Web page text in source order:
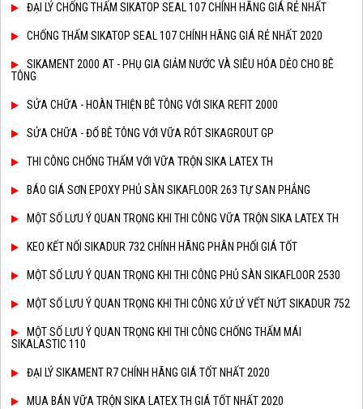
ĐẠI LÝ CHỐNG THẤM SIKATOP SEAL 107 CHÍNH HÃNG GIÁ RẺ NHẤT
CHỐNG THẤM SIKATOP SEAL 107 CHÍNH HÃNG GIÁ RẺ NHẤT 2020
SIKAMENT 2000 AT - PHỤ GIA GIẢM NƯỚC VÀ SIÊU HÓA DẺO CHO BÊ
TÔNG
SỬA CHỮA - HOÀN THIỆN BÊ TÔNG VỚI SIKA REFIT 2000
SỬA CHỮA - ĐỔ BÊ TÔNG VỚI VỮA RÓT SIKAGROUT GP
THI CÔNG CHỐNG THẤM VỚI VỮA TRỘN SIKA LATEX TH
BÁO GIÁ SƠN EPOXY PHỦ SÀN SIKAFLOOR 263 TỰ SAN PHẲNG
MỘT SỐ LƯU Ý QUAN TRỌNG KHI THI CÔNG VỮA TRỘN SIKA LATEX TH
KEO KẾT NỐI SIKADUR 732 CHÍNH HÃNG PHÂN PHỐI GIÁ TỐT
MỘT SỐ LƯU Ý QUAN TRỌNG KHI THI CÔNG PHỦ SÀN SIKAFLOOR 2530
MỘT SỐ LƯU Ý QUAN TRỌNG KHI THI CÔNG XỬ LÝ VẾT NỨT SIKADUR 752
MỘT SỐ LƯU Ý QUAN TRỌNG KHI THI CÔNG CHỐNG THẤM MÁI
SIKALASTIC 110
ĐẠI LÝ SIKAMENT R7 CHÍNH HÃNG GIÁ TỐT NHẤT 2020
MUA BÁN VỮA TRỘN SIKA LATEX TH GIÁ TỐT NHẤT 2020